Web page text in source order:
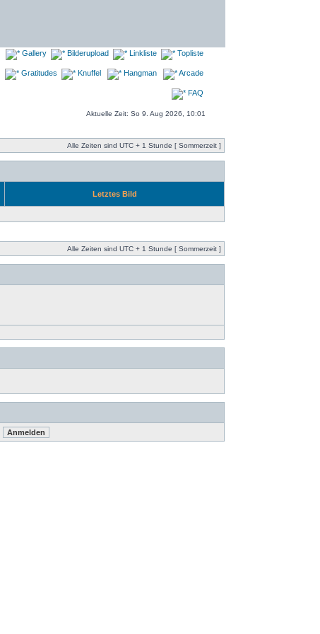
Gallery Bilderupload Linkliste Topliste
Gratitudes Knuffel Hangman Arcade
FAQ
Aktuelle Zeit: So 9. Aug 2026, 10:01
Alle Zeiten sind UTC + 1 Stunde [ Sommerzeit ]
Letztes Bild
Alle Zeiten sind UTC + 1 Stunde [ Sommerzeit ]